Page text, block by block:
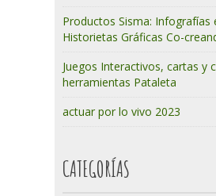
Productos Sisma: Infografías
Historietas Gráficas Co-
Juegos Interactivos, cartas y
herramientas Pataleta
actuar por lo vivo 2023
CATEGORÍAS